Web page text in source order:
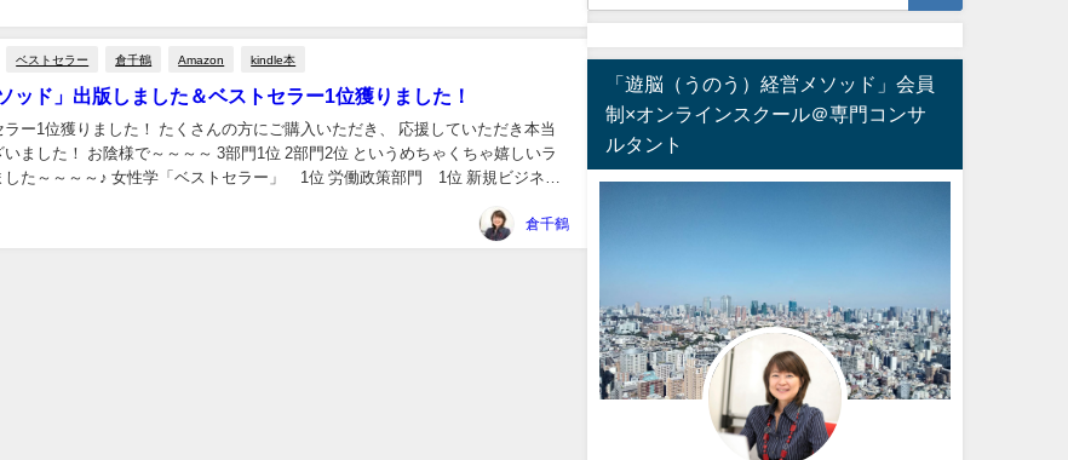
ベストセラー 倉千鶴 Amazon kindle本
ッド」出版しました＆ベストセラー1位獲りました！
ー1位獲りました！ たくさんの方にご購入いただき、 応援していただき本当
ました！ お陰様で～～～～ 3部門1位 2部門2位 というめちゃくちゃ嬉しいラ
～～♪ 女性学「ベストセラー」 1位 労働政策部門 1位 新規ビジネス
倉千鶴
「遊脳（うのう）経営メソッド」会員
制×オンラインスクール＠専門コンサ
ルタント